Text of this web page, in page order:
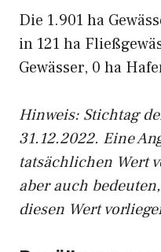
Die 1.901 ha
in 121 ha
Gewässer, 0 ha
Hinweis: Stichtag
31.12.2022. Eine
tatsächlichen Wert
aber auch
diesen Wert